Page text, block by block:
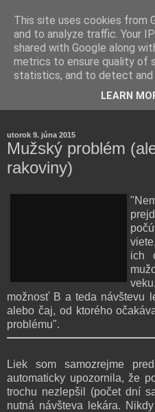
rozoberá témy o zdraví, živote
utorok 9. júna 2015
Mužský problém
rakoviny)
ich
možnosť B a teda návštevu
alebo čaj, od ktorého
problému".
Liek som samozrejme
automaticky upozornila, že
trochu nezlepšil (počet dní
nutná návšteva lekára.
This site uses cookies from
and to analyze traffic. Your
shared with Google along
metrics to ensure quality of
statistics, and to detect and
LEARN